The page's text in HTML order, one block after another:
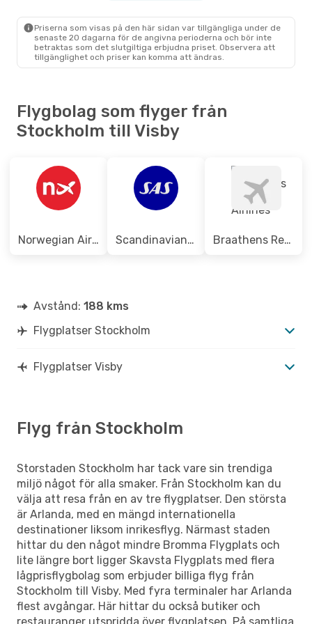
Scandinavian AirlinesDirekt
VBY- STO
Priserna som visas på den här sidan var tillgängliga under de
senaste 20 dagarna för de angivna perioderna och bör inte
betraktas som det slutgiltiga erbjudna priset. Observera att
tillgänglighet och priser kan komma att ändras.
Flygbolag som flyger från
Stockholm till Visby
Norwegian Air Sweden Scandinavian Airlines Braathens Regional Airlines
Avstånd: 188 kms
Flygplatser Stockholm
Flygplatser Visby
Flyg från Stockholm
Storstaden Stockholm har tack vare sin trendiga
miljö något för alla smaker. Från Stockholm kan du
välja att resa från en av tre flygplatser. Den största
är Arlanda, med en mängd internationella
destinationer liksom inrikesflyg. Närmast staden
hittar du den något mindre Bromma Flygplats och
lite längre bort ligger Skavsta Flygplats med flera
lågprisflygbolag som erbjuder billiga flyg från
Stockholm till Visby. Med fyra terminaler har Arlanda
flest avgångar. Här hittar du också butiker och